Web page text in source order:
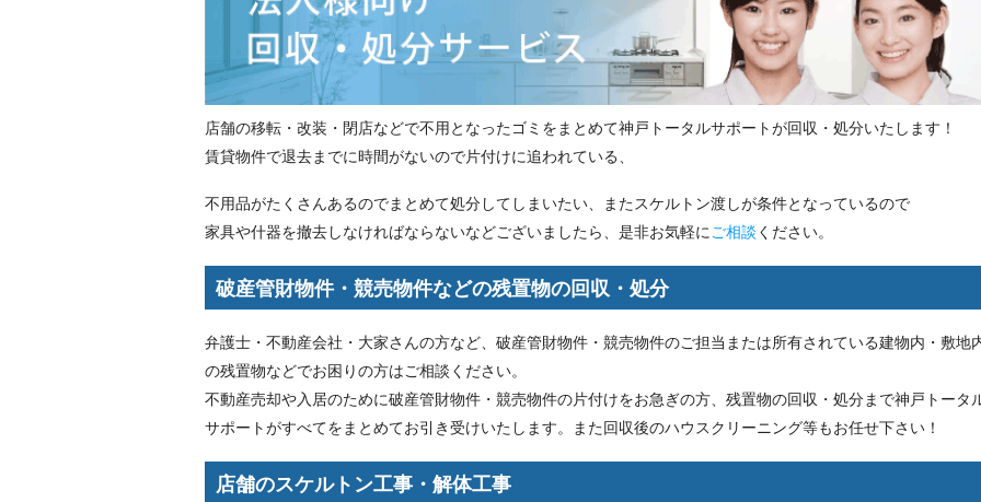
店舗の移転・改装・閉店などで不用となったゴミをまとめて神戸トータルサポートが回収・処分いたします！
賃貸物件で退去までに時間がないので片付けに追われている、
不用品がたくさんあるのでまとめて処分してしまいたい、またスケルトン渡しが条件となっているので
家具や什器を撤去しなければならないなどございましたら、是非お気軽に ご相談 ください。
破産管財物件・競売物件などの残置物の回収・処分
弁護士・不動産会社・大家さんの方など、破産管財物件・競売物件のご担当または所有されている建物内・敷地
の残置物などでお困りの方はご相談ください。
不動産売却や入居のために破産管財物件・競売物件の片付けをお急ぎの方、残置物の回収・処分まで神戸トータ
サポートがすべてをまとめてお引き受けいたします。また回収後のハウスクリーニング等もお任せ下さい！
店舗のスケルトン工事・解体工事